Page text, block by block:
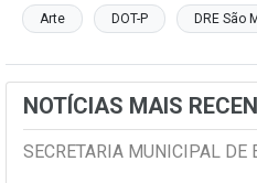
Arte DOT-P DRE São
NOTÍCIAS MAIS
SECRETARIA MUNICIPAL DE